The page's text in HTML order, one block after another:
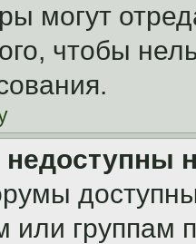
могут
чтобы
недоступны
или группам